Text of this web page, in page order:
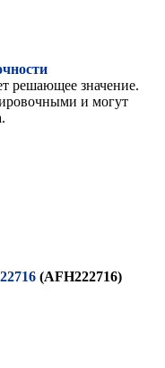
решающее значение.
и могут
(AFH222716)